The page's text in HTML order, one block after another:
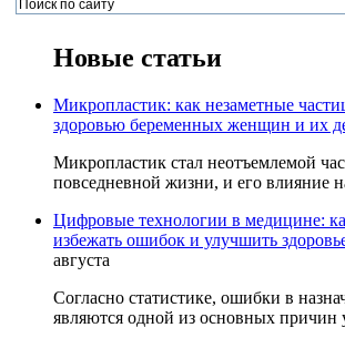
Новые статьи
Микропластик: как незаметные
здоровью беременных женщин и их
Микропластик стал неотъемлемой
повседневной жизни, и его влияние
Цифровые технологии в медицине:
избежать ошибок и улучшить
августа
Согласно статистике, ошибки в
являются одной из основных причин